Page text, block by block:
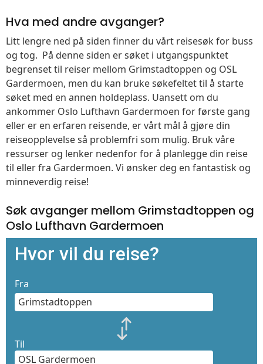
Hva med andre avganger?
Litt lengre ned på siden finner du vårt reisesøk for buss
og tog. På denne siden er søket i utgangspunktet
begrenset til reiser mellom Grimstadtoppen og OSL
Gardermoen, men du kan bruke søkefeltet til å starte
søket med en annen holdeplass. Uansett om du
ankommer Oslo Lufthavn Gardermoen for første gang
eller er en erfaren reisende, er vårt mål å gjøre din
reiseopplevelse så problemfri som mulig. Bruk våre
ressurser og lenker nedenfor for å planlegge din reise
til eller fra Gardermoen. Vi ønsker deg en fantastisk og
minneverdig reise!
Søk avganger mellom Grimstadtoppen og
Oslo Lufthavn Gardermoen
Hvor vil du reise?
Fra
Til